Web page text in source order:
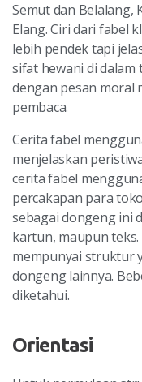
Semut dan Belalang,
Elang. Ciri dari fabel
lebih pendek tapi
sifat hewani di
dengan pesan moral
pembaca.
Cerita fabel
menjelaskan
cerita fabel
percakapan para
sebagai dongeng ini
kartun, maupun
mempunyai struktur
dongeng lainnya.
diketahui.
Orientasi